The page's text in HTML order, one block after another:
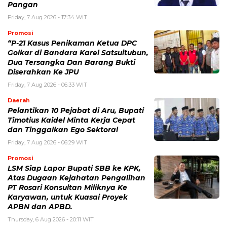
Pangan
Friday, 7 Aug 2026 - 17:34 WIT
Promosi
“P-21 Kasus Penikaman Ketua DPC
Golkar di Bandara Karel Satsuitubun,
Dua Tersangka Dan Barang Bukti
Diserahkan Ke JPU
Friday, 7 Aug 2026 - 06:33 WIT
Daerah
Pelantikan 10 Pejabat di Aru, Bupati
Timotius Kaidel Minta Kerja Cepat
dan Tinggalkan Ego Sektoral
Friday, 7 Aug 2026 - 06:29 WIT
Promosi
LSM Siap Lapor Bupati SBB ke KPK,
Atas Dugaan Kejahatan Pengalihan
PT Rosari Konsultan Miliknya Ke
Karyawan, untuk Kuasai Proyek
APBN dan APBD.
Thursday, 6 Aug 2026 - 20:11 WIT